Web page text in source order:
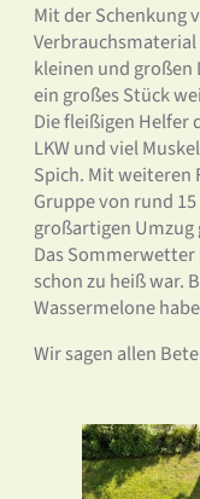
Mit der Schenkung
kleinen und großen
ein großes Stück
Die fleißigen Helfer
LKW und viel
Spich. Mit weiteren
Gruppe von rund
großartigen Umzug
Das
schon zu heiß war.
Wassermelone
Wir sagen allen